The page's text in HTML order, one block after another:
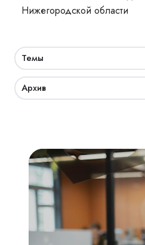
Нижегородской области
Темы
Архив
Академия
СКУД:
мобильный
доступ,
бесконтактная